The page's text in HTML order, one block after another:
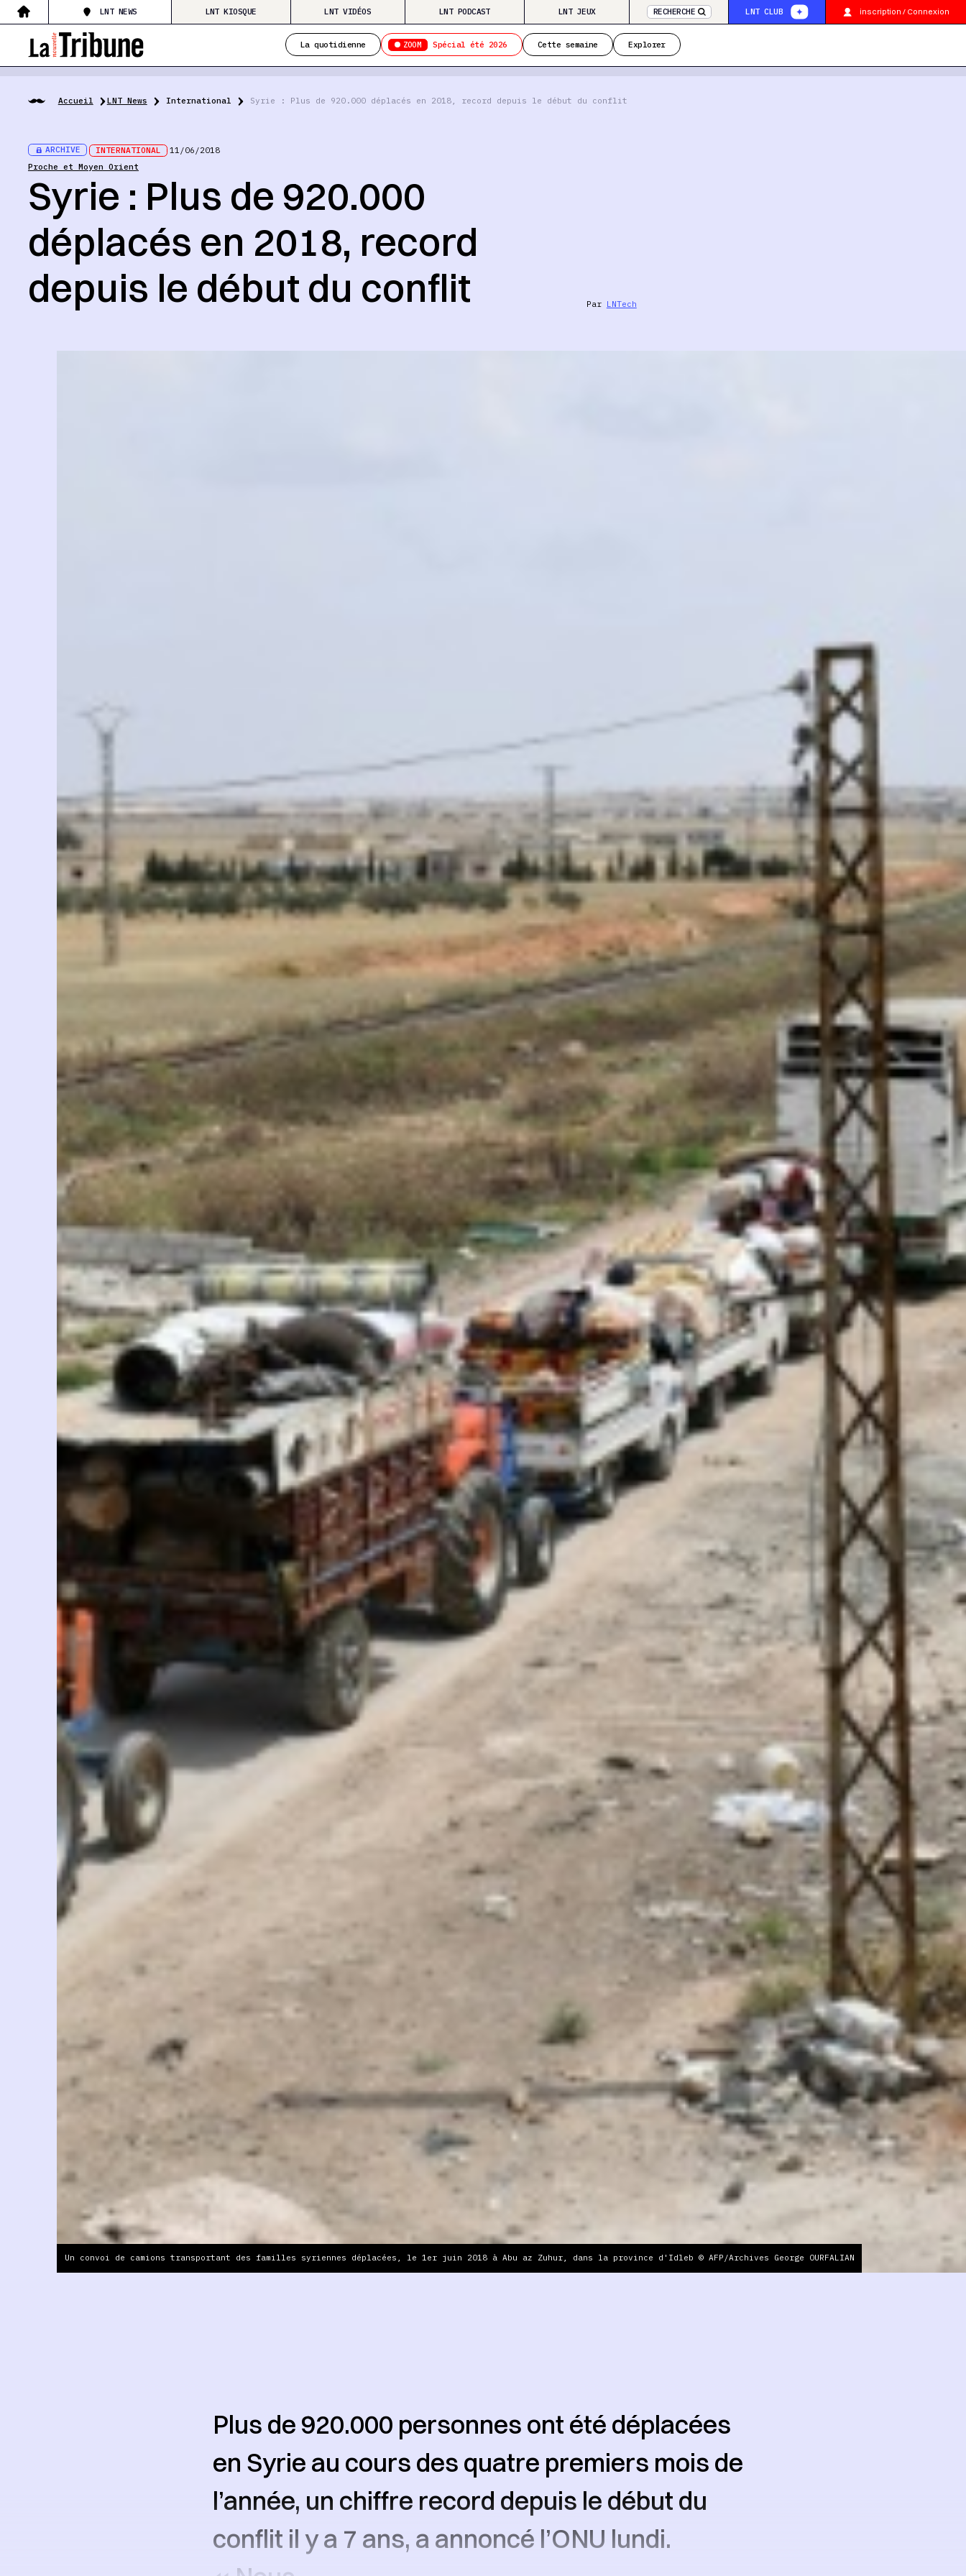
LNT NEWS LNT KIOSQUE LNT VIDÉOS LNT PODCAST LNT JEUX RECHERCHE LNT CLUB inscription / Connexion
La quotidienne ZOOM Spécial été 2026 Cette semaine Explorer
Accueil LNT News International Syrie : Plus de 920.000 déplacés en 2018, record depuis le début du conflit
ARCHIVE INTERNATIONAL
11/06/2018
Proche et Moyen Orient
Syrie : Plus de 920.000
déplacés en 2018, record
depuis le début du conflit
Par LNTech
Un convoi de camions transportant des familles syriennes déplacées, le 1er juin 2018 à Abu az Zuhur, dans la province d'Idleb © AFP/Archives George OURFALIAN
Plus de 920.000 personnes ont été déplacées
en Syrie au cours des quatre premiers mois de
l’année, un chiffre record depuis le début du
conflit il y a 7 ans, a annoncé l’ONU lundi.